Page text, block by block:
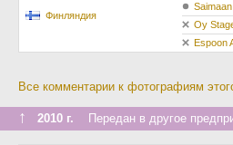
Финляндия
Oy
Espoon
Все комментарии к фотографиям
↑ 2010 г. Передан в другое